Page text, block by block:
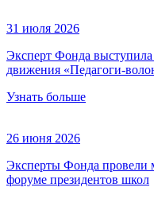
31 июля 2026
Эксперт Фонда
движения «Педагоги-
Узнать больше
26 июня 2026
Эксперты Фонда провели
форуме президентов школ